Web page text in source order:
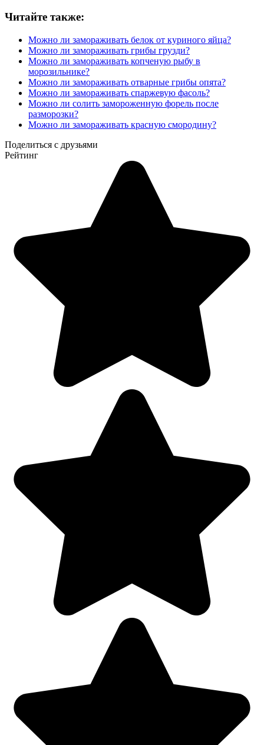
Читайте также:
Можно ли замораживать белок от куриного яйца?
Можно ли замораживать грибы грузди?
Можно ли замораживать копченую рыбу в
морозильнике?
Можно ли замораживать отварные грибы опята?
Можно ли замораживать спаржевую фасоль?
Можно ли солить замороженную форель после
разморозки?
Можно ли замораживать красную смородину?
Поделиться с друзьями
Рейтинг